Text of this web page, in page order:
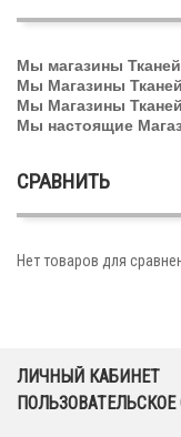
Мы магазины
Мы Магазины
Мы Магазины
Мы настоящие
СРАВНИТЬ
Нет товаров для
ЛИЧНЫЙ КАБИНЕТ